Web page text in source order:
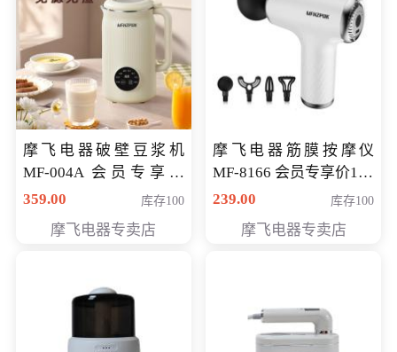
摩飞电器破壁豆浆机
MF-004A 会员专享价
168元
359.00 库存100
摩飞电器专卖店
摩飞电器筋膜按摩仪
MF-8166 会员专享价168
元
239.00 库存100
摩飞电器专卖店